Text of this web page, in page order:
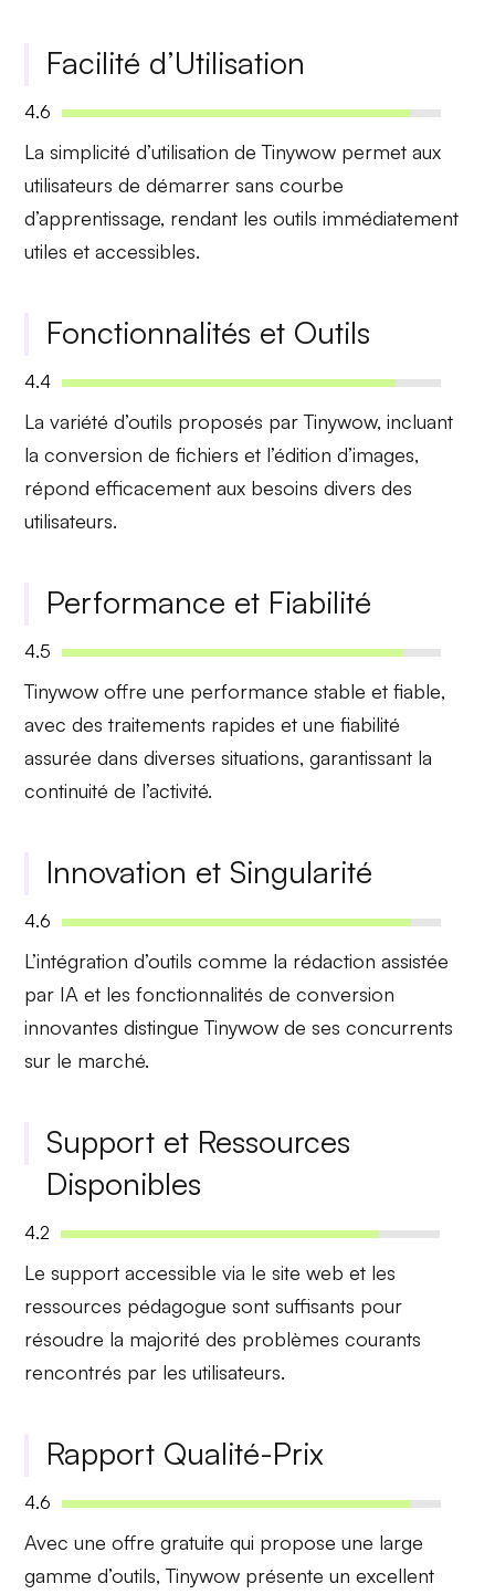
Facilité d’Utilisation
4.6
Lasimplicité d’utilisation de Tinywow permet aux
utilisateurs de démarrer sans courbe
d’apprentissage, rendant les outils immédiatement
utiles et accessibles.
Fonctionnalités et Outils
4.4
Lavariété d’outils proposés par Tinywow, incluant
la conversion de fichiers et l’édition d’images,
répond efficacement aux besoins divers des
utilisateurs.
Performance et Fiabilité
4.5
Tinywow offre une performance stable et fiable,
avec des traitements rapides et une fiabilité
assurée dans diverses situations, garantissant la
continuité de l’activité.
Innovation et Singularité
4.6
L’intégration d’outils comme la rédaction assistée
par IA et les fonctionnalités de conversion
innovantes distingue Tinywow de ses concurrents
sur le marché.
Support et Ressources
Disponibles
4.2
Lesupport accessible via le site web et les
ressources pédagogue sont suffisants pour
résoudre la majorité des problèmes courants
rencontrés par les utilisateurs.
Rapport Qualité-Prix
4.6
Avec uneoffre gratuite qui propose une large
gamme d’outils, Tinywow présente un excellent